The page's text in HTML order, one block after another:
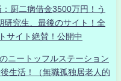
厨二病借金3500万円！う
研究生、最後のサイト！全
サイト絶賛！公開中
ニートッフルステーション
生活！（無職孤独居老人的